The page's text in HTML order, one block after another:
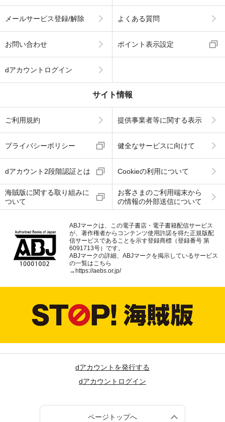
メールサービス登録/解除 よくある質問
お問い合わせ ポイント表示設定
dアカウントログイン
サイト情報
ご利用規約 提供事業者等に関する表示
プライバシーポリシー 健全なサービスに向けて
dアカウント2段階認証とは Cookieの利用について
海賊版に関する取り組みに
ついて
お客さまのご利用端末から
の情報の外部送信について
ABJマークは、この電子書店・電子書籍配信サービス
が、著作権者からコンテンツ使用許諾を得た正規版配
信サービスであることを示す登録商標（登録番号 第
6091713号）です。
ABJマークの詳細、ABJマークを掲示しているサービス
の一覧はこちら
→ https://aebs.or.jp/
dアカウントを発行する
dアカウントログイン
ページトップへ